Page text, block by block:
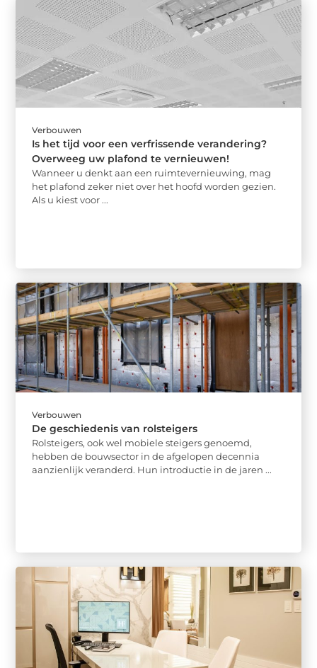
Verbouwen
Is het tijd voor een verfrissende verandering?
Overweeg uw plafond te vernieuwen!
Wanneer u denkt aan een ruimtevernieuwing, mag
het plafond zeker niet over het hoofd worden gezien.
Als u kiest voor ...
Verbouwen
De geschiedenis van rolsteigers
Rolsteigers, ook wel mobiele steigers genoemd,
hebben de bouwsector in de afgelopen decennia
aanzienlijk veranderd. Hun introductie in de jaren ...